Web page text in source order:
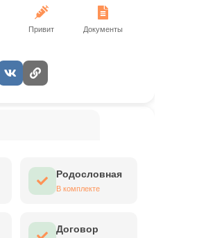
Привит Документы
Родословная
В комплекте
Договор